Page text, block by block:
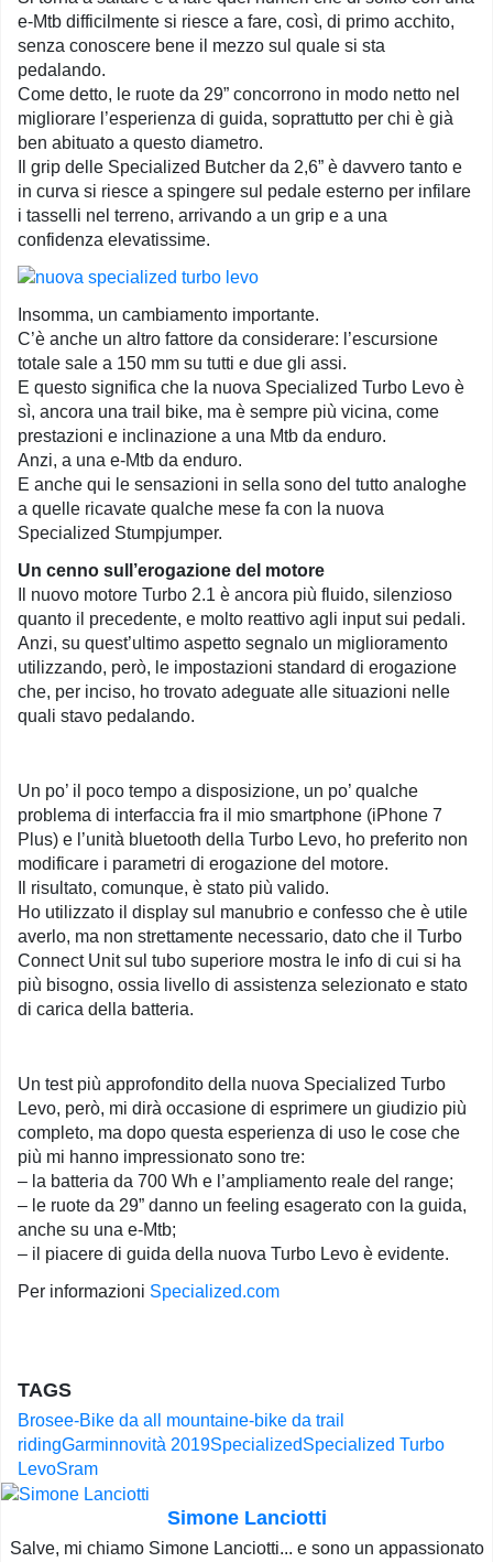
e-Mtb difficilmente si riesce a fare, così, di primo acchito,
senza conoscere bene il mezzo sul quale si sta
pedalando.
Come detto, le ruote da 29” concorrono in modo netto nel
migliorare l’esperienza di guida, soprattutto per chi è già
ben abituato a questo diametro.
Il grip delle Specialized Butcher da 2,6” è davvero tanto e
in curva si riesce a spingere sul pedale esterno per infilare
i tasselli nel terreno, arrivando a un grip e a una
confidenza elevatissime.
Insomma, un cambiamento importante.
C’è anche un altro fattore da considerare: l’escursione
totale sale a 150 mm su tutti e due gli assi.
E questo significa che la nuova Specialized Turbo Levo è
sì, ancora una trail bike, ma è sempre più vicina, come
prestazioni e inclinazione a una Mtb da enduro.
Anzi, a una e-Mtb da enduro.
E anche qui le sensazioni in sella sono del tutto analoghe
a quelle ricavate qualche mese fa con la nuova
Specialized Stumpjumper.
Un cenno sull’erogazione del motore
Il nuovo motore Turbo 2.1 è ancora più fluido, silenzioso
quanto il precedente, e molto reattivo agli input sui pedali.
Anzi, su quest’ultimo aspetto segnalo un miglioramento
utilizzando, però, le impostazioni standard di erogazione
che, per inciso, ho trovato adeguate alle situazioni nelle
quali stavo pedalando.
Un po’ il poco tempo a disposizione, un po’ qualche
problema di interfaccia fra il mio smartphone (iPhone 7
Plus) e l’unità bluetooth della Turbo Levo, ho preferito non
modificare i parametri di erogazione del motore.
Il risultato, comunque, è stato più valido.
Ho utilizzato il display sul manubrio e confesso che è utile
averlo, ma non strettamente necessario, dato che il Turbo
Connect Unit sul tubo superiore mostra le info di cui si ha
più bisogno, ossia livello di assistenza selezionato e stato
di carica della batteria.
Un test più approfondito della nuova Specialized Turbo
Levo, però, mi dirà occasione di esprimere un giudizio più
completo, ma dopo questa esperienza di uso le cose che
più mi hanno impressionato sono tre:
– la batteria da 700 Wh e l’ampliamento reale del range;
– le ruote da 29” danno un feeling esagerato con la guida,
anche su una e-Mtb;
– il piacere di guida della nuova Turbo Levo è evidente.
Per informazioni Specialized.com
TAGS
Brosee-Bike da all mountaine-bike da trail
ridingGarminnovità 2019SpecializedSpecialized Turbo
LevoSram
Simone Lanciotti
Salve, mi chiamo Simone Lanciotti... e sono un appassionato